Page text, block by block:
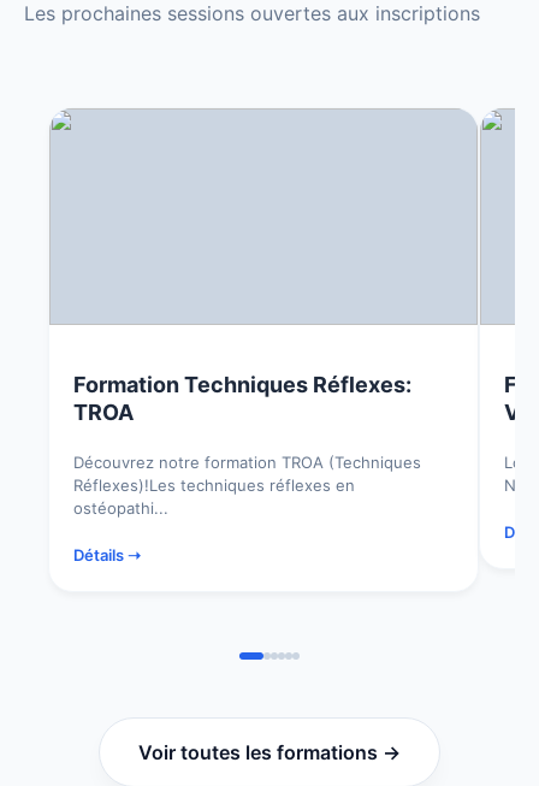
Les prochaines sessions ouvertes aux inscriptions
Formation Techniques Réflexes:
TROA
Découvrez notre formation TROA (Techniques
Réflexes)!Les techniques réflexes en
ostéopathi...
Détails ➝
Voir toutes les formations →